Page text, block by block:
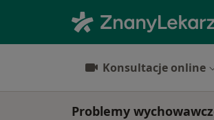
Konsultacje online
Problemy